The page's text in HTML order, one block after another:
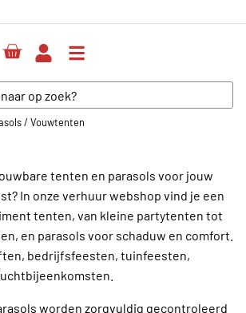
/ Vouwtenten
tenten en parasols voor jouw
In onze verhuur webshop vind je een
tenten, van kleine partytenten tot
en parasols voor schaduw en comfort.
bedrijfsfeesten, tuinfeesten,
worden zorgvuldig gecontroleerd